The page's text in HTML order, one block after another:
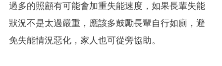
過多的照顧有可能會加重失能速度，如果長輩失能
狀況不是太過嚴重，應該多鼓勵長輩自行如廁，避
免失能情況惡化，家人也可從旁協助。